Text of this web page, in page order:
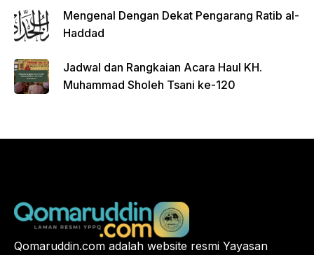
Mengenal Dengan Dekat Pengarang Ratib al-
Haddad
Jadwal dan Rangkaian Acara Haul KH.
Muhammad Sholeh Tsani ke-120
Qomaruddin.com adalah website resmi Yayasan